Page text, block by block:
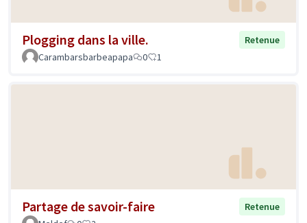
Plogging dans la ville.
Retenue
Carambarsbarbeapapa
0 1
Partage de savoir-faire
Retenue